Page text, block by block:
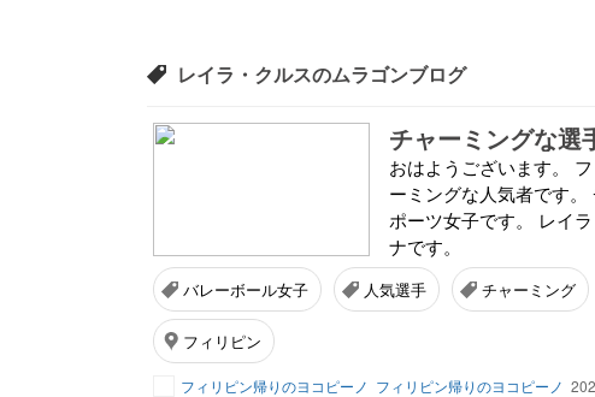
レイラ・クルスのムラゴンブログ
チャーミングな
おはようございます。
ーミングな人気者です
ポーツ女子です。 レイ
ナです。
バレーボール女子 人気選手 チャーミング
フィリピン
フィリピン帰りのヨコピーノ フィリピン帰りのヨコピーノ